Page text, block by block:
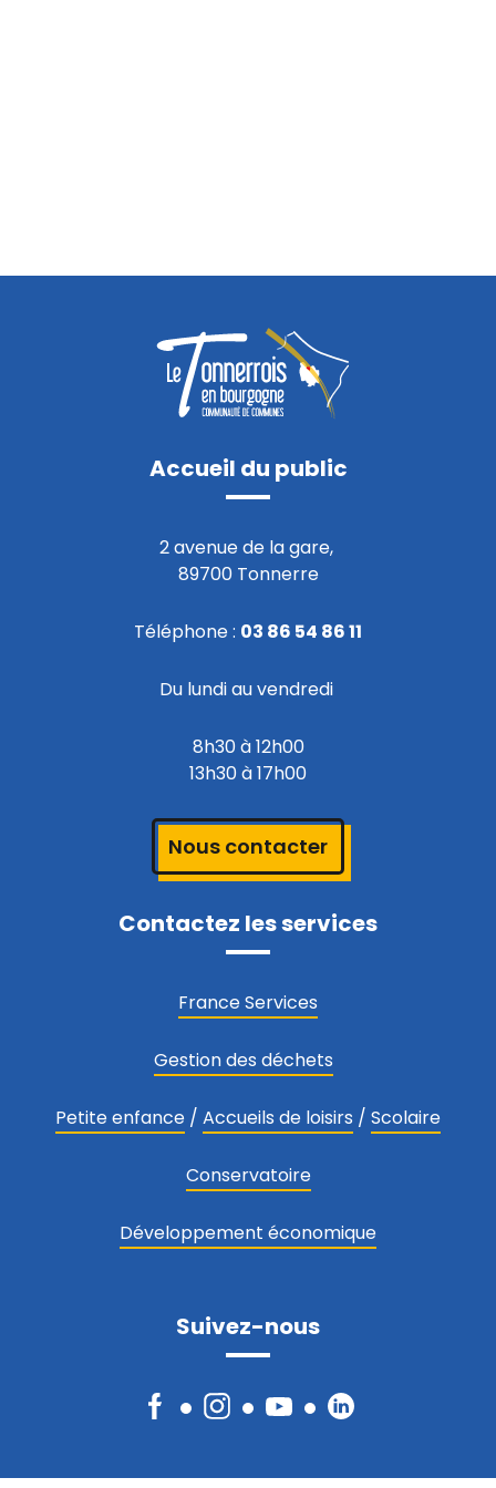
Accueil du public
2 avenue de la gare,
89700 Tonnerre
Téléphone : 03 86 54 86 11
Du lundi au vendredi
8h30 à 12h00
13h30 à 17h00
Nous contacter
Contactez les services
France Services
Gestion des déchets
Petite enfance / Accueils de loisirs / Scolaire
Conservatoire
Développement économique
Suivez-nous
FacebookInstagramYouTubeLinkedIn